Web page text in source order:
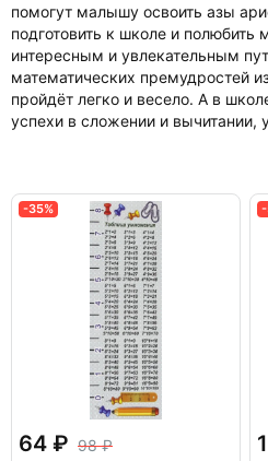
помогут малышу освоить азы
подготовить к школе и полюбить
интересным и увлекательным
математических премудростей
пройдёт легко и весело. А в
успехи в сложении и вычитании,
-35%
64
98
-